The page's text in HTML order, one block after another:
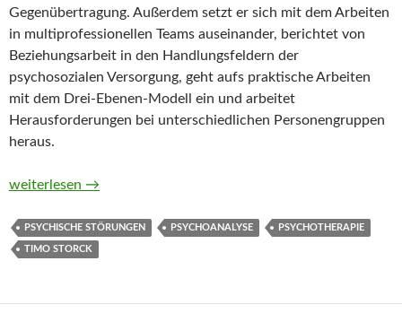
Gegenübertragung. Außerdem setzt er sich mit dem Arbeiten
in multiprofessionellen Teams auseinander, berichtet von
Beziehungsarbeit in den Handlungsfeldern der
psychosozialen Versorgung, geht aufs praktische Arbeiten
mit dem Drei-Ebenen-Modell ein und arbeitet
Herausforderungen bei unterschiedlichen Personengruppen
heraus.
Übertragung und Gegenübertragung in der psychiatrischen
weiterlesen →
PSYCHISCHE STÖRUNGEN PSYCHOANALYSE PSYCHOTHERAPIE
TIMO STORCK